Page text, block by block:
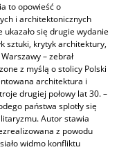
to opowieść o
i architektonicznych
się drugie wydanie
sztuki, krytyk architektury,
– zebrał
z myślą o stolicy Polski
architektura i
drugiej połowy lat 30. –
państwa splotły się
Autor stawia
z powodu
widmo konfliktu